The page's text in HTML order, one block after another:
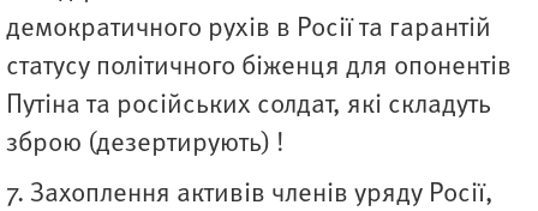
демократичного рухів в Росії та гарантій
статусу політичного біженця для опонентів
Путіна та російських солдат, які складуть
зброю (дезертирують) !
7. Захоплення активів членів уряду Росії,